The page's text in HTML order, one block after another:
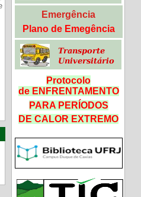
Emergência
Plano de Emegência
Protocolo
de ENFRENTAMENTO
PARA PERÍODOS
DE CALOR EXTREMO